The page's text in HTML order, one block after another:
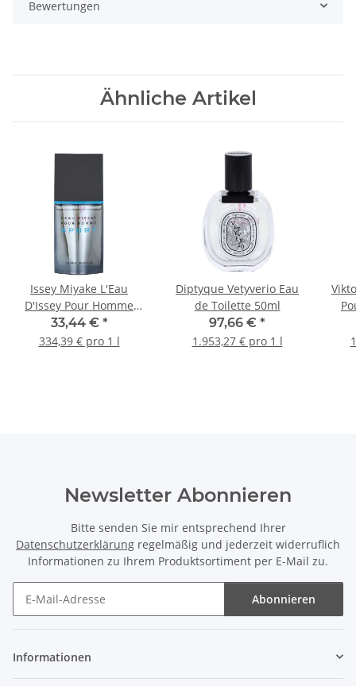
Bewertungen
Ähnliche Artikel
Issey Miyake L'Eau
D'Issey Pour Homme
Sport Eau de Toilette
100ml
33,44 € *
334,39 € pro 1 l
Diptyque Vetyverio Eau
de Toilette 50ml
97,66 € *
1.953,27 € pro 1 l
Newsletter Abonnieren
Bitte senden Sie mir entsprechend Ihrer
Datenschutzerklärung regelmäßig und jederzeit widerruflich
Informationen zu Ihrem Produktsortiment per E-Mail zu.
Abonnieren
Informationen